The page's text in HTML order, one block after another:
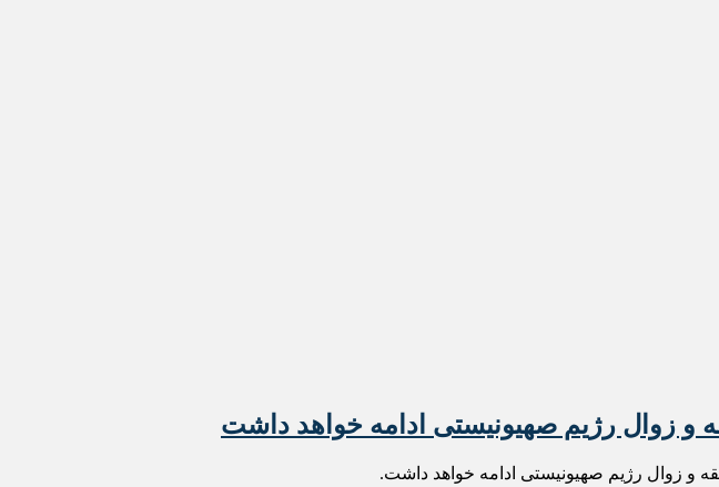
و زوال رژیم صهیونیستی ادامه خواهد داشت
و زوال رژیم صهیونیستی ادامه خواهد داشت.